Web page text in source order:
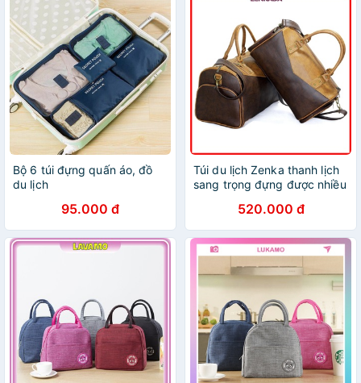
Bộ 6 túi đựng quấn áo, đồ
du lịch
95.000 đ
Túi du lịch Zenka thanh lịch
sang trọng đựng được nhiều
520.000 đ